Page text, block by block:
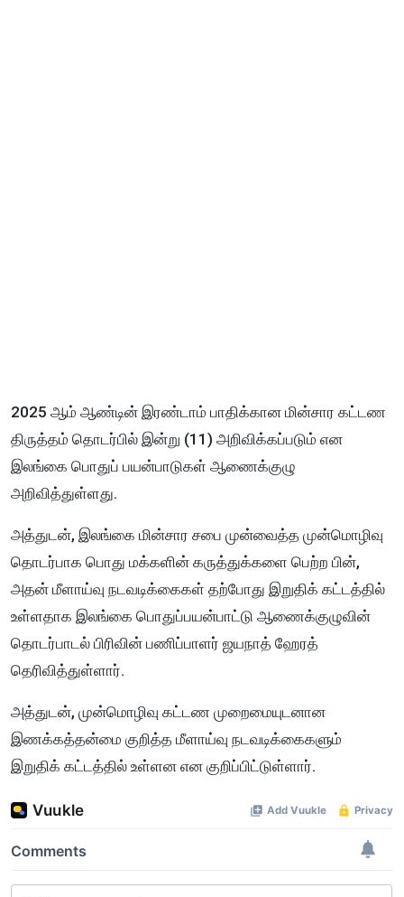
2025 ஆம் ஆண்டின் இரண்டாம் பாதிக்கான மின்சார கட்டண
திருத்தம் தொடர்பில் இன்று (11) அறிவிக்கப்படும் என
இலங்கை பொதுப் பயன்பாடுகள் ஆணைக்குழு
அறிவித்துள்ளது.
அத்துடன், இலங்கை மின்சார சபை முன்வைத்த முன்மொழிவு
தொடர்பாக பொது மக்களின் கருத்துக்களை பெற்ற பின்,
அதன் மீளாய்வு நடவடிக்கைகள் தற்போது இறுதிக் கட்டத்தில்
உள்ளதாக இலங்கை பொதுப்பயன்பாட்டு ஆணைக்குழுவின்
தொடர்பாடல் பிரிவின் பணிப்பாளர் ஜயநாத் ஹேரத்
தெரிவித்துள்ளார்.
அத்துடன், முன்மொழிவு கட்டண முறைமையுடனான
இணக்கத்தன்மை குறித்த மீளாய்வு நடவடிக்கைகளும்
இறுதிக் கட்டத்தில் உள்ளன என குறிப்பிட்டுள்ளார்.